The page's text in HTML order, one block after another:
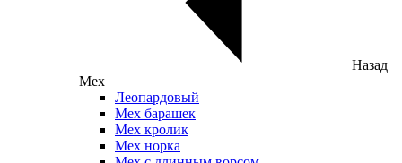
Назад
Мех
Леопардовый
Мех барашек
Мех кролик
Мех норка